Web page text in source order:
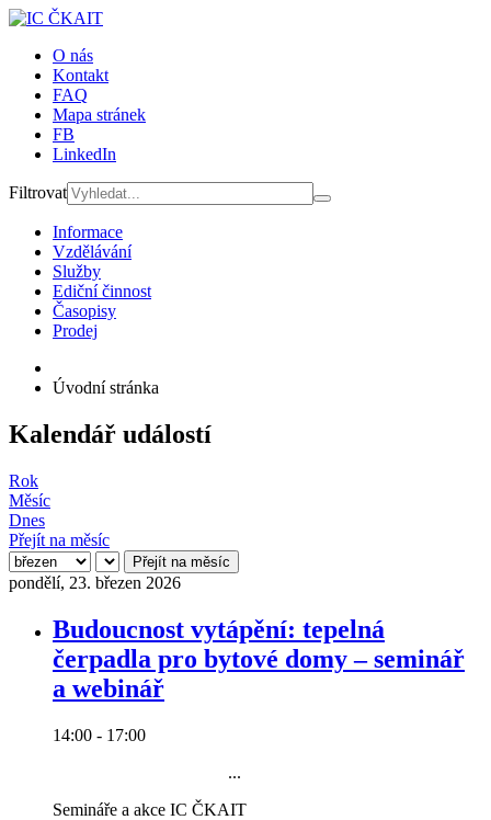
O nás
Kontakt
FAQ
Mapa stránek
FB
LinkedIn
Filtrovat
Informace
Vzdělávání
Služby
Ediční činnost
Časopisy
Prodej
Úvodní stránka
Kalendář událostí
Rok
Měsíc
Dnes
Přejít na měsíc
Přejít na měsíc
pondělí, 23. březen 2026
Budoucnost vytápění: tepelná
čerpadla pro bytové domy – seminář
a webinář
14:00 - 17:00
...
Semináře a akce IC ČKAIT